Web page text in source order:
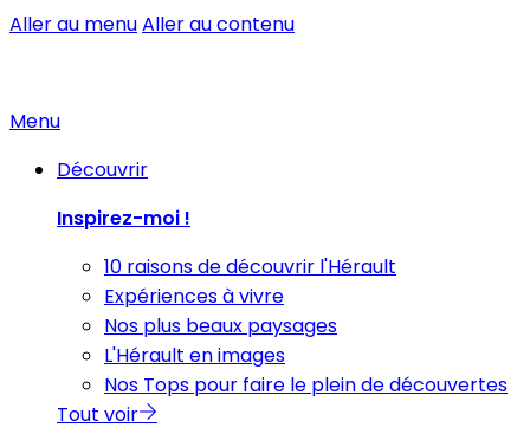
Aller au menuAller au contenu
Menu
Découvrir
Inspirez-moi !
10 raisons de découvrir l'Hérault
Expériences à vivre
Nos plus beaux paysages
L'Hérault en images
Nos Tops pour faire le plein de découvertes
Tout voir